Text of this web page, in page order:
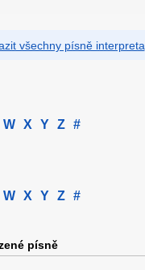
všechny písně interpreta
W X Y Z #
W X Y Z #
písně